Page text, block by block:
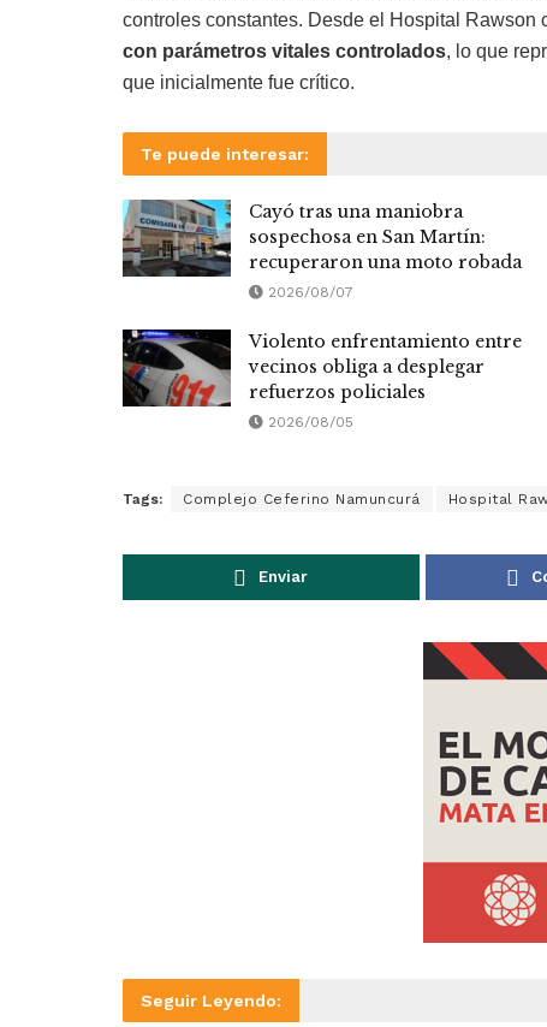
controles constantes. Desde el Hospital Rawson
con parámetros vitales controlados, lo que
que inicialmente fue crítico.
Te puede interesar:
Cayó tras una maniobra
sospechosa en San Martín:
recuperaron una moto robada
2026/08/07
Violento enfrentamiento entre
vecinos obliga a desplegar
refuerzos policiales
2026/08/05
Tags: Complejo Ceferino Namuncurá Hospital
Enviar
Seguir Leyendo: